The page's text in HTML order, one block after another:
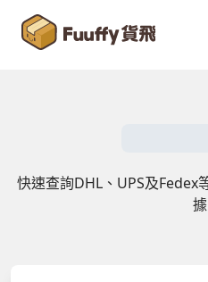
快速查詢DHL、UPS及Fedex
據